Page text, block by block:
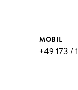
MOBIL
+49 173 /